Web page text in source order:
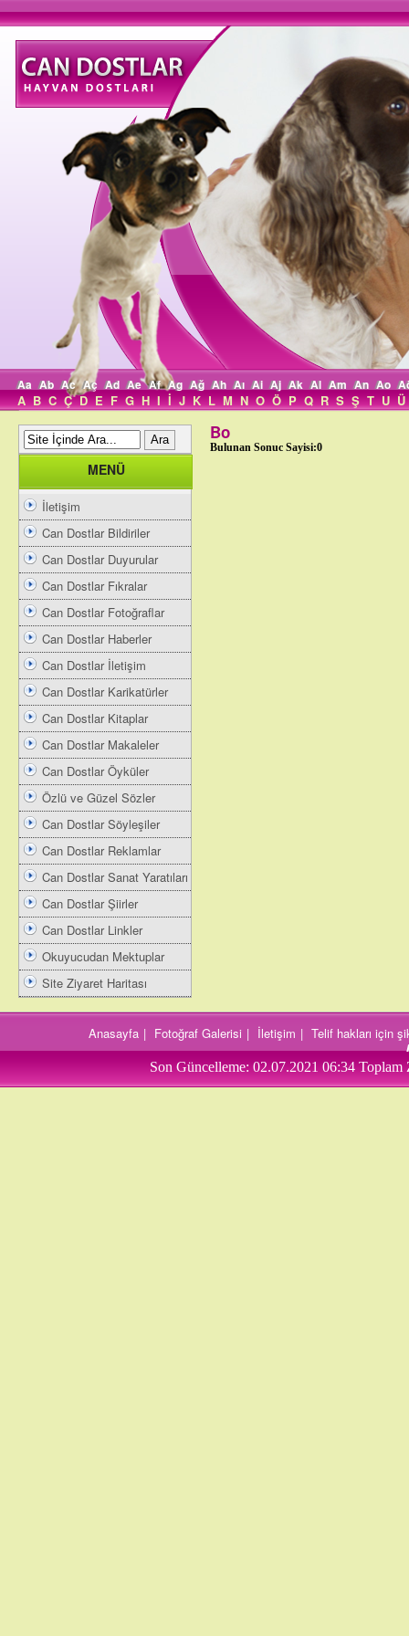
Aa Ab Ac Aç Ad Ae Af Ag Ağ Ah Aı Ai Aj Ak Al Am An Ao
A B C Ç D E F G H I İ J K L M N O Ö P Q R S Ş T U Ü
MENÜ
İletişim
Can Dostlar Bildiriler
Can Dostlar Duyurular
Can Dostlar Fıkralar
Can Dostlar Fotoğraflar
Can Dostlar Haberler
Can Dostlar İletişim
Can Dostlar Karikatürler
Can Dostlar Kitaplar
Can Dostlar Makaleler
Can Dostlar Öyküler
Özlü ve Güzel Sözler
Can Dostlar Söyleşiler
Can Dostlar Reklamlar
Can Dostlar Sanat Yaratıları
Can Dostlar Şiirler
Can Dostlar Linkler
Okuyucudan Mektuplar
Site Ziyaret Haritası
Bo
Bulunan Sonuc Sayisi:0
Anasayfa | Fotoğraf Galerisi | İletişim | Telif hakları için
Son Güncelleme: 02.07.2021 06:34 Toplam